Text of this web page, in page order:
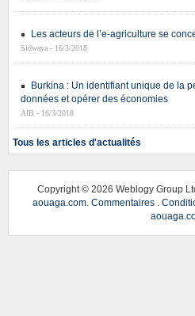
Les acteurs de l’e-agriculture se
Sidwaya - 16/3/2018
Burkina : Un identifiant unique de la
données et opérer des économies
AIB - 16/3/2018
Tous les articles d'actualités
Copyright © 2026 Weblogy Group
aouaga.com. Commentaires.